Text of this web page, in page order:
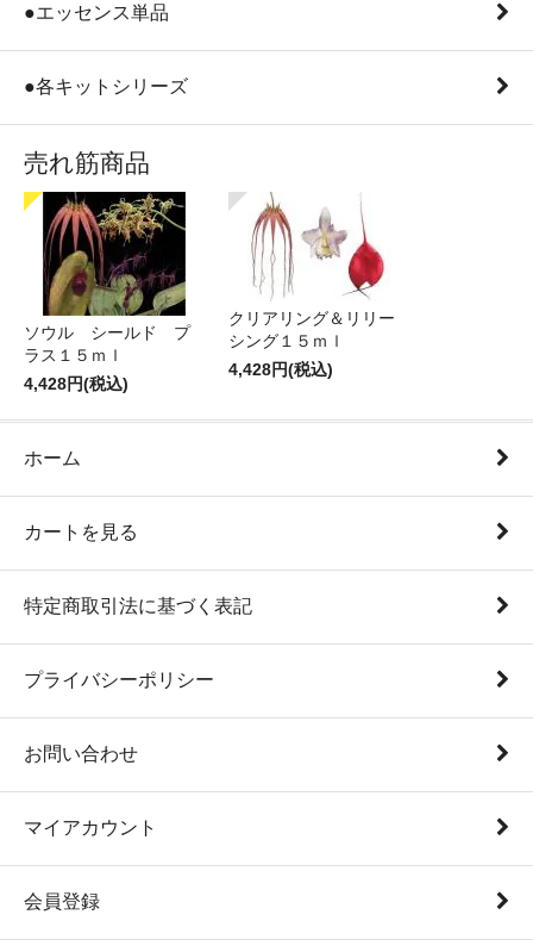
●エッセンス単品
●各キットシリーズ
売れ筋商品
ソウル シールド プ
ラス１５ｍｌ
4,428円(税込)
クリアリング＆リリー
シング１５ｍｌ
4,428円(税込)
ホーム
カートを見る
特定商取引法に基づく表記
プライバシーポリシー
お問い合わせ
マイアカウント
会員登録